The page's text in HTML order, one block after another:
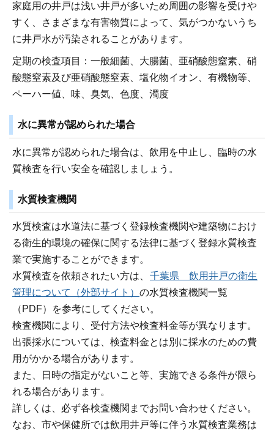
家庭用の井戸は浅い井戸が多いため周囲の影響を受けや
すく、さまざまな有害物質によって、気がつかないうち
に井戸水が汚染されることがあります。
定期の検査項目：一般細菌、大腸菌、亜硝酸態窒素、硝
酸態窒素及び亜硝酸態窒素、塩化物イオン、有機物等、
ペーハー値、味、臭気、色度、濁度
水に異常が認められた場合
水に異常が認められた場合は、飲用を中止し、臨時の水
質検査を行い安全を確認しましょう。
水質検査機関
水質検査は水道法に基づく登録検査機関や建築物におけ
る衛生的環境の確保に関する法律に基づく登録水質検査
業で実施することができます。
水質検査を依頼されたい方は、 千葉県 飲用井戸の衛生
管理について（外部サイト） の水質検査機関一覧
（PDF）を参考にしてください。
検査機関により、受付方法や検査料金等が異なります。
出張採水については、検査料金とは別に採水のための費
用がかかる場合があります。
また、日時の指定がないこと等、実施できる条件が限ら
れる場合があります。
詳しくは、必ず各検査機関までお問い合わせください。
なお、市や保健所では飲用井戸等に伴う水質検査業務は